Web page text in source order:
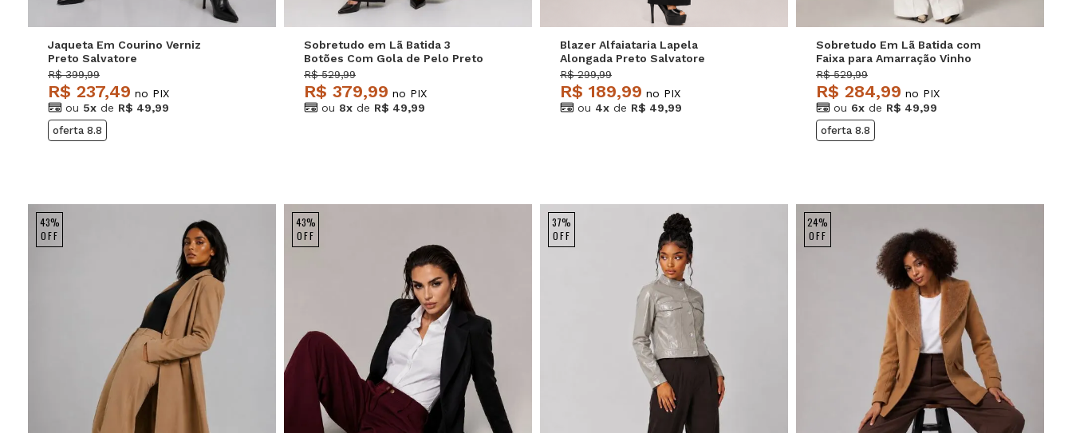
Jaqueta Em Courino Verniz
Preto Salvatore
R$ 399,99
R$ 237,49 no PIX
ou 5x de R$ 49,99
oferta 8.8
Sobretudo em Lã Batida 3
Botões Com Gola de Pelo Preto
Salvatore
R$ 529,99
R$ 379,99 no PIX
ou 8x de R$ 49,99
Blazer Alfaiataria Lapela
Alongada Preto Salvatore
R$ 299,99
R$ 189,99 no PIX
ou 4x de R$ 49,99
Sobretudo Em Lã Batida com
Faixa para Amarração Vinho
Salvatore
R$ 529,99
R$ 284,99 no PIX
ou 6x de R$ 49,99
oferta 8.8
43%
OFF
43%
OFF
37%
OFF
24%
OFF